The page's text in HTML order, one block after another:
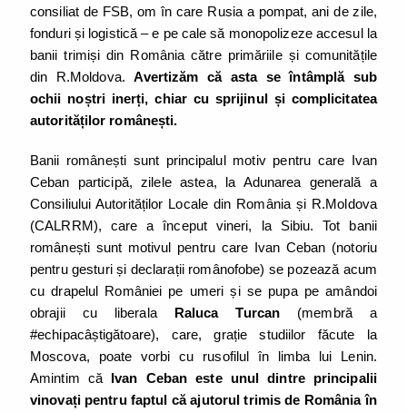
consiliat de FSB, om în care Rusia a pompat, ani de zile,
fonduri și logistică – e pe cale să monopolizeze accesul la
banii trimiși din România către primăriile și comunitățile
din R.Moldova.Avertizăm că asta se întâmplă sub
ochii noștri inerți, chiar cu sprijinul și complicitatea
autorităților românești.
Banii românești sunt principalul motiv pentru care Ivan
Ceban participă, zilele astea, la Adunarea generală a
Consiliului Autorităților Locale din România și R.Moldova
(CALRRM), care a început vineri, la Sibiu. Tot banii
românești sunt motivul pentru care Ivan Ceban (notoriu
pentru gesturi și declarații românofobe) se pozează acum
cu drapelul României pe umeri și se pupa pe amândoi
obrajii cu liberala Raluca Turcan (membră a
#echipacâștigătoare), care, grație studiilor făcute la
Moscova, poate vorbi cu rusofilul în limba lui Lenin.
Amintim că Ivan Ceban este unul dintre principalii
vinovați pentru faptul că ajutorul trimis de România în